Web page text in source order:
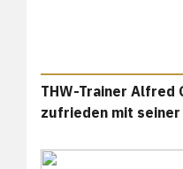
THW-Trainer Alfred
zufrieden mit seiner